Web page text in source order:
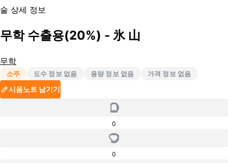
술 상세 정보
무학 수출용(20%) - 氷 山
무학
소주 도수 정보 없음 용량 정보 없음 가격 정보 없음
시음노트 남기기
0
0